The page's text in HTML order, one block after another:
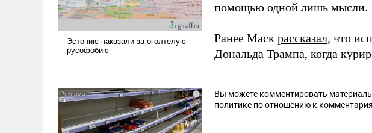
помощью одной лишь мысли.
Ранее Маск рассказал, что
Дональда Трампа, когда
Вы можете комментировать
политике по отношению к